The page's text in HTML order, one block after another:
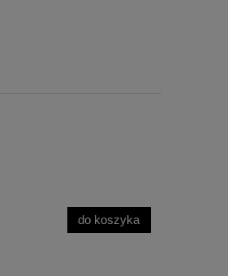
do koszyka